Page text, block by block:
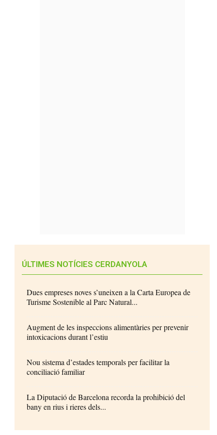
ÚLTIMES NOTÍCIES CERDANYOLA
Dues empreses noves s’uneixen a la Carta Europea de
Turisme Sostenible al Parc Natural...
Augment de les inspeccions alimentàries per prevenir
intoxicacions durant l’estiu
Nou sistema d’estades temporals per facilitar la
conciliació familiar
La Diputació de Barcelona recorda la prohibició del
bany en rius i rieres dels...